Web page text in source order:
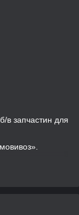
в запчастин для